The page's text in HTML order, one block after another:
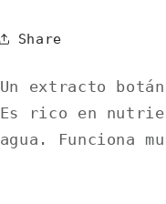
Share
Un extracto
Es rico en
agua. Funciona